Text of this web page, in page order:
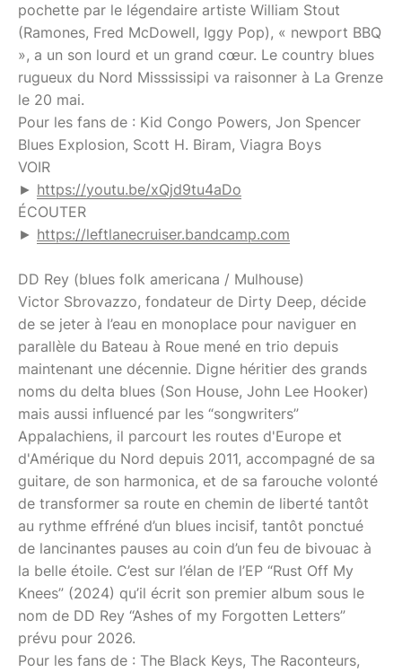
pochette par le légendaire artiste William Stout
(Ramones, Fred McDowell, Iggy Pop), « newport BBQ
», a un son lourd et un grand cœur. Le country blues
rugueux du Nord Misssissipi va raisonner à La Grenze
le 20 mai.
Pour les fans de : Kid Congo Powers, Jon Spencer
Blues Explosion, Scott H. Biram, Viagra Boys
VOIR
► https://youtu.be/xQjd9tu4aDo
ÉCOUTER
► https://leftlanecruiser.bandcamp.com
DD Rey (blues folk americana / Mulhouse)
Victor Sbrovazzo, fondateur de Dirty Deep, décide
de se jeter à l’eau en monoplace pour naviguer en
parallèle du Bateau à Roue mené en trio depuis
maintenant une décennie. Digne héritier des grands
noms du delta blues (Son House, John Lee Hooker)
mais aussi influencé par les “songwriters”
Appalachiens, il parcourt les routes d'Europe et
d'Amérique du Nord depuis 2011, accompagné de sa
guitare, de son harmonica, et de sa farouche volonté
de transformer sa route en chemin de liberté tantôt
au rythme effréné d’un blues incisif, tantôt ponctué
de lancinantes pauses au coin d’un feu de bivouac à
la belle étoile. C’est sur l’élan de l’EP “Rust Off My
Knees” (2024) qu’il écrit son premier album sous le
nom de DD Rey “Ashes of my Forgotten Letters”
prévu pour 2026.
Pour les fans de : The Black Keys, The Raconteurs,